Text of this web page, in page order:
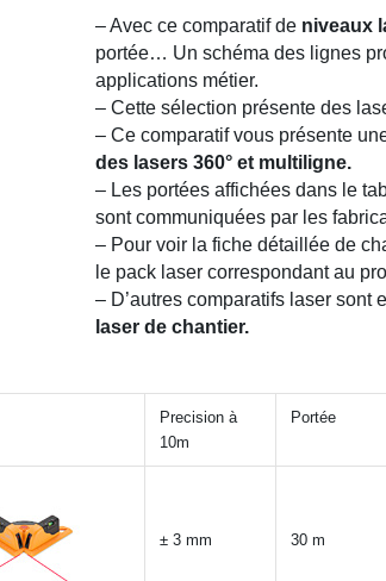
– Avec ce comparatif de niveaux
portée… Un schéma des lignes
applications métier.
– Cette sélection présente des
– Ce comparatif vous présente
des lasers 360° et multiligne.
– Les portées affichées dans le
sont communiquées par les
– Pour voir la fiche détaillée de
le pack laser correspondant au
– D’autres comparatifs laser sont
laser de chantier.
Precision à
10m
Portée
± 3 mm 30 m